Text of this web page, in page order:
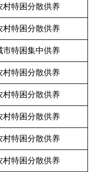
村特困分散供养
村特困分散供养
市特困集中供养
村特困分散供养
村特困分散供养
村特困分散供养
村特困分散供养
村特困分散供养